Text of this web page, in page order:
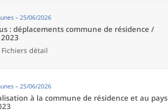
– 25/06/2026
: déplacements commune de résidence /
détail
– 25/06/2026
à la commune de résidence et au pays